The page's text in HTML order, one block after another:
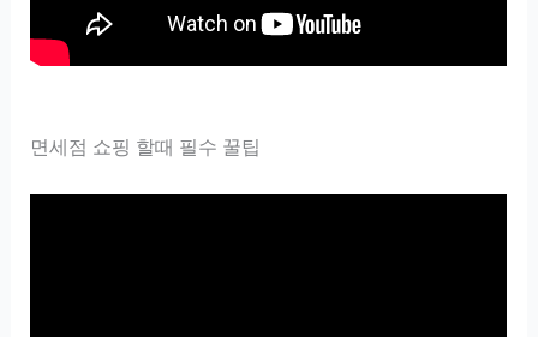
면세점 쇼핑 할때 필수 꿀팁